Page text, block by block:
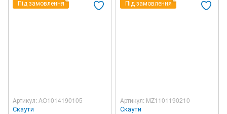
Під замовлення
Артикул: AO1014190105
Скаути
Під замовлення
Артикул: MZ1101190210
Скаути